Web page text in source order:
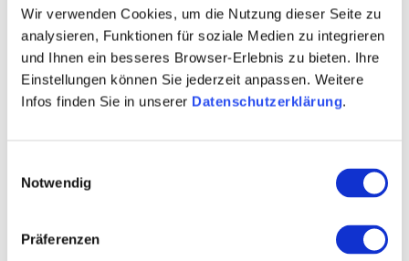
Wir verwenden Cookies, um die Nutzung dieser Seite zu
analysieren, Funktionen für soziale Medien zu integrieren
und Ihnen ein besseres Browser-Erlebnis zu bieten. Ihre
Einstellungen können Sie jederzeit anpassen. Weitere
Infos finden Sie in unserer Datenschutzerklärung.
Notwendig
Präferenzen
Zwiebelkuchen-Quetschkartoffeln
Herbstzeit bedeutet in Rheinhessen auch gleichzeitig
Zwiebelkuchenzeit. Die ersten Weine laufen von der
Kelter und der frische Federweißer wird hinter jedem
lecker. …und mal ehrlich, wer kann bei Kartoffeln